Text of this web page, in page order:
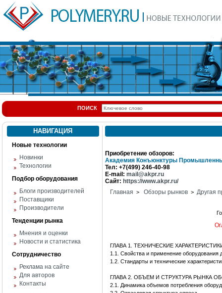
ПОИСК
НАВИГАЦИЯ
Новые технологии
Новинки
Технологии
Подбор оборудования
Блоги производителей
Поставщики
Производители
Тенденции рынка
Мнения и оценки
Новости и статистика
Сотрудничество
Реклама на сайте
Для авторов
Контакты
Приобретение обзоров:
Академия Конъюнктуры
Тел: +7(499) 246-40-98
E-mail: mail@akpr.ru
Сайт: https://www.akpr.ru/
Главная > Обзоры рынков > Другая
ГЛАВА 1. ТЕХНИЧЕСКИЕ
1.1. Свойства и применение оборудования
1.2. Стандарты и технические
ГЛАВА 2. ОБЪЕМ И СТРУКТУРА РЫНКА
2.1. Динамика объемов потребления